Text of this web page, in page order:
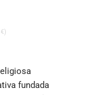
fundada